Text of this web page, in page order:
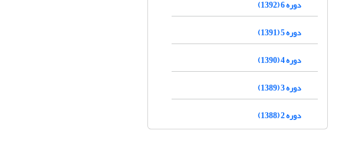
دوره 6 (1392)
دوره 5 (1391)
دوره 4 (1390)
دوره 3 (1389)
دوره 2 (1388)